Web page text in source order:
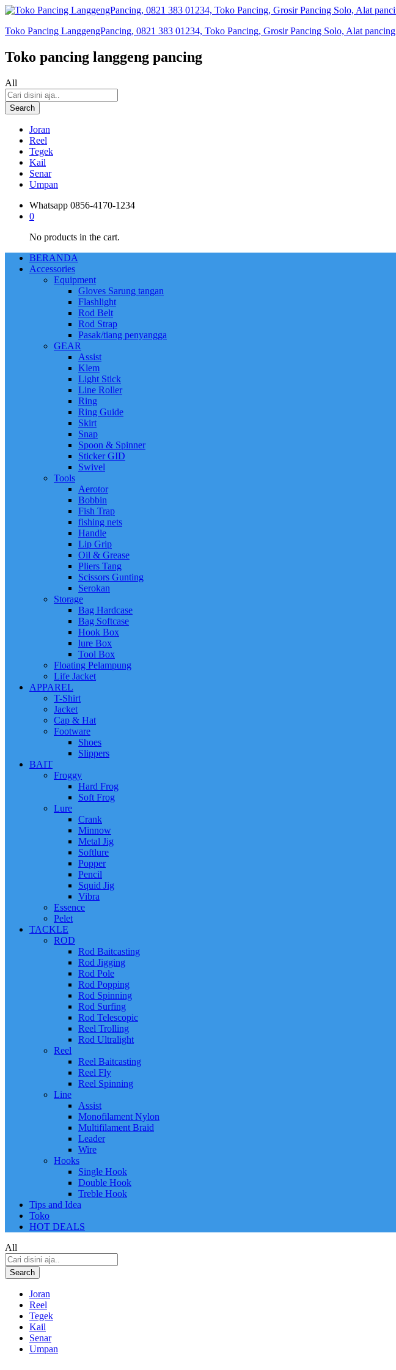
Toko Pancing LanggengPancing, 0821 383 01234, Toko Pancing, Grosir Pancing Solo, Alat pancing
Toko pancing langgeng pancing
All
Search
Joran
Reel
Tegek
Kail
Senar
Umpan
Whatsapp 0856-4170-1234
0
No products in the cart.
BERANDA
Accessories
Equipment
Gloves Sarung tangan
Flashlight
Rod Belt
Rod Strap
Pasak/tiang penyangga
GEAR
Assist
Klem
Light Stick
Line Roller
Ring
Ring Guide
Skirt
Snap
Spoon & Spinner
Sticker GID
Swivel
Tools
Aerotor
Bobbin
Fish Trap
fishing nets
Handle
Lip Grip
Oil & Grease
Pliers Tang
Scissors Gunting
Serokan
Storage
Bag Hardcase
Bag Softcase
Hook Box
lure Box
Tool Box
Floating Pelampung
Life Jacket
APPAREL
T-Shirt
Jacket
Cap & Hat
Footware
Shoes
Slippers
BAIT
Froggy
Hard Frog
Soft Frog
Lure
Crank
Minnow
Metal Jig
Softlure
Popper
Pencil
Squid Jig
Vibra
Essence
Pelet
TACKLE
ROD
Rod Baitcasting
Rod Jigging
Rod Pole
Rod Popping
Rod Spinning
Rod Surfing
Rod Telescopic
Reel Trolling
Rod Ultralight
Reel
Reel Baitcasting
Reel Fly
Reel Spinning
Line
Assist
Monofilament Nylon
Multifilament Braid
Leader
Wire
Hooks
Single Hook
Double Hook
Treble Hook
Tips and Idea
Toko
HOT DEALS
All
Search
Joran
Reel
Tegek
Kail
Senar
Umpan